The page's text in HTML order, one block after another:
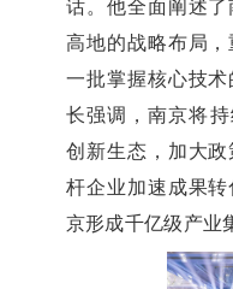
话。他全面阐述
高地的战略布局
一批掌握核心技
长强调，南京将
创新生态，加大
杆企业加速成果
京形成千亿级产业